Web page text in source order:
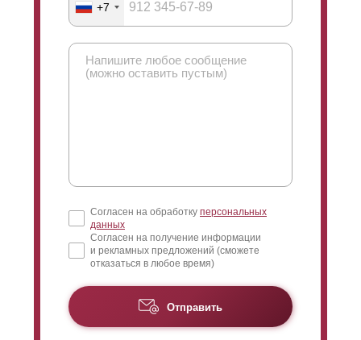
+7
Согласен на обработку персональных
данных
Согласен на получение информации
и рекламных предложений (сможете
отказаться в любое время)
Отправить